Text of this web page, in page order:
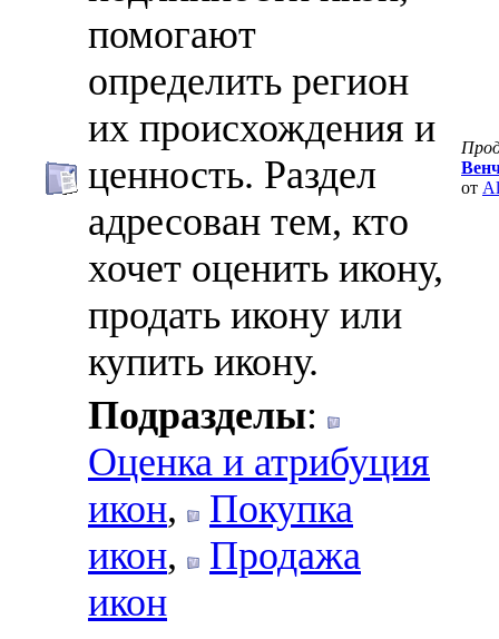
помогают
определить регион
их происхождения и
ценность. Раздел
адресован тем, кто
хочет оценить икону,
продать икону или
купить икону.
Подразделы:
Оценка и атрибуция
икон,
Покупка
икон,
Продажа
икон
от